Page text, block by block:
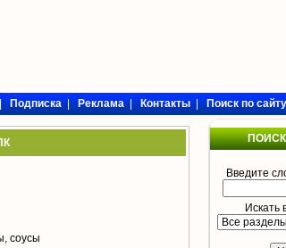
Подписка|Реклама|Контакты|Поиск по сайту
соусы
Введите
Искать